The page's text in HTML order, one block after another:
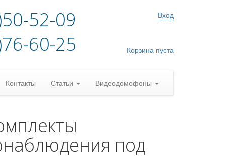
52-09
60-25
Вход
Корзина пуста
Контакты Статьи Видеодомофоны
под